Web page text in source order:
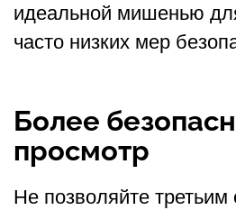
идеальной мишенью
часто низких мер
Более
просмотр
Не позволяйте третьим